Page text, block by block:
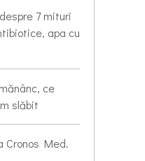
7 mituri
apa cu
ce
slăbit
Cronos Med.